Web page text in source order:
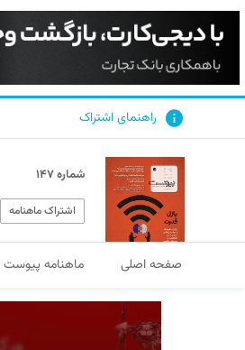
راهنمای اشتراک
شماره ۱۴۷
اشتراک ماهنامه
صفحه اصلی ماهنامه پیوست